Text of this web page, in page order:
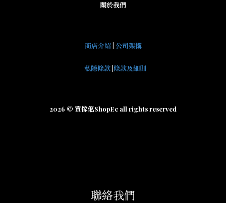
關於我們
商店介紹| 公司架構
私隱條款 條款及細則
2026 © 買傢俬ShopEc all rights reserved
聯絡我們